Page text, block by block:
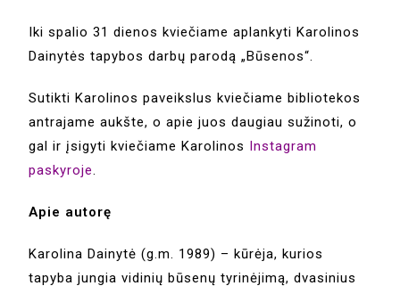
Iki spalio 31 dienos kviečiame aplankyti Karolinos
Dainytės tapybos darbų parodą „Būsenos“.
Sutikti Karolinos paveikslus kviečiame bibliotekos
antrajame aukšte, o apie juos daugiau sužinoti, o
gal ir įsigyti kviečiame Karolinos Instagram
paskyroje.
Apie autorę
Karolina Dainytė (g.m. 1989) – kūrėja, kurios
tapyba jungia vidinių būsenų tyrinėjimą, dvasinius